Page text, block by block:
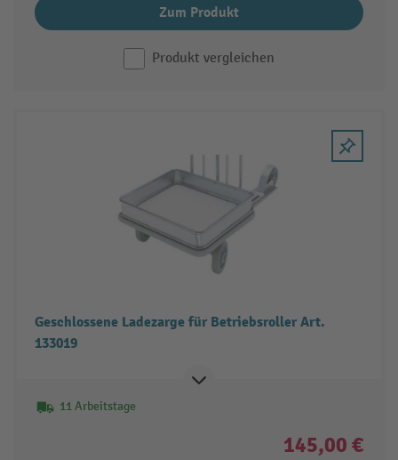
Zum Produkt
Produkt vergleichen
Geschlossene Ladezarge für Betriebsroller Art.
133019
11 Arbeitstage
145,00 €